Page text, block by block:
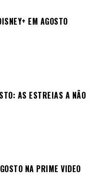
EM AGOSTO
AS ESTREIAS A NÃO
NA PRIME VIDEO